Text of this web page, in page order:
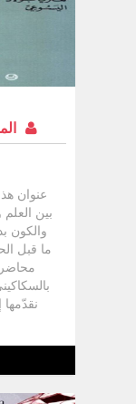
عنوان
بين العلم
والكون
ما قبل
نقدّمها